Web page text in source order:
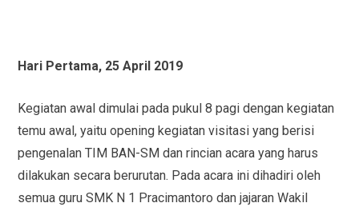
Hari Pertama, 25 April 2019
Kegiatan awal dimulai pada pukul 8 pagi dengan kegiatan
temu awal, yaitu opening kegiatan visitasi yang berisi
pengenalan TIM BAN-SM dan rincian acara yang harus
dilakukan secara berurutan. Pada acara ini dihadiri oleh
semua guru SMK N 1 Pracimantoro dan jajaran Wakil